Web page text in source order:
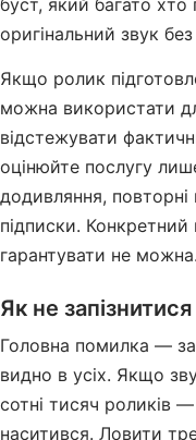
оригінальний звук
Якщо ролик
можна використати
відстежувати
оцінюйте послугу
додивляння, повторні
підписки. Конкретний
гарантувати не можна.
Як не
Головна помилка —
видно в усіх. Якщо
сотні тисяч роликів
наситився. Ловити